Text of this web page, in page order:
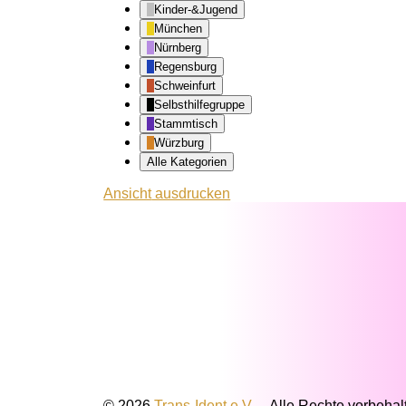
Kinder-&Jugend
München
Nürnberg
Regensburg
Schweinfurt
Selbsthilfegruppe
Stammtisch
Würzburg
Alle Kategorien
Ansichtausdrucken